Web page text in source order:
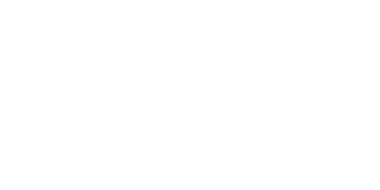
is completed with an elegant ball clasp in solid silver.
wear with both a high and low neckline.